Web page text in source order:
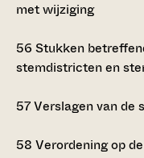
met wijziging
56 Stukken
stemdistricten en
57Verslagen van de
58 Verordening op